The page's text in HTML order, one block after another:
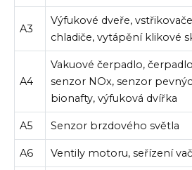
A3
Výfukové dveře,
chladiče, vytápění klikové
A4
Vakuové čerpadlo,
senzor NOx, senzor
bionafty, výfuková dvířka
A5 Senzor brzdového světla
A6 Ventily motoru, seřízení